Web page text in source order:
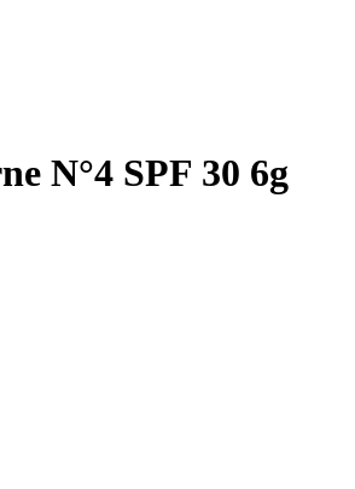
N°4 SPF 30 6g